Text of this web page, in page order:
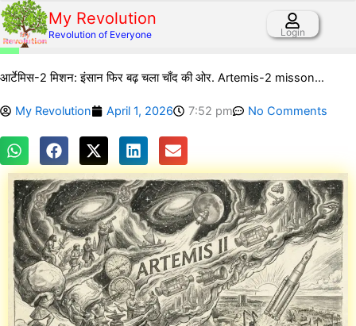
Skip
to
content
My Revolution
Revolution of Everyone Login
10%
आर्टेमिस-2 मिशन: इंसान फिर बढ़ चला चाँद की ओर. Artemis-2 misson…
My Revolution April 1, 2026 7:52 pm No Comments